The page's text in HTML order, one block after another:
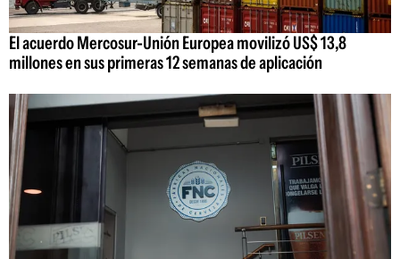
El acuerdo Mercosur-Unión Europea movilizó US$ 13,8
millones en sus primeras 12 semanas de aplicación